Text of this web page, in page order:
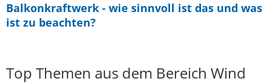
Balkonkraftwerk - wie sinnvoll ist das und was
ist zu beachten?
Top Themen aus dem Bereich Wind